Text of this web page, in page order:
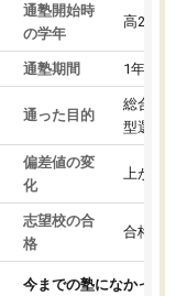
通塾開始時
の学年
高2
通塾期間 1年以上
通った目的
総合型選
型選抜対
偏差値の変
化
上がった
志望校の合
格
合格した
今までの塾になかった